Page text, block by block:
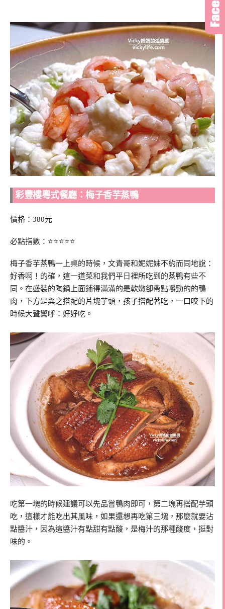
彩豐樓粵式餐廳：梅子香芋蒸鴨
價格：380元
必點指數：⭐⭐⭐⭐⭐
梅子香芋蒸鴨一上桌的時候，文青哥和妮妮妹不約而同地說：
好香啊！的確，這一道菜和我們平日裡所吃到的蒸鴨有些不
同。在盛裝的陶鍋上面鋪得滿滿的是軟嫩卻帶點嚼勁的的鴨
肉，下方是與之搭配的片塊芋頭，孩子搭配著吃，一口咬下的
時候大聲驚呼：好好吃。
吃第一塊的時候建議可以先品嘗鴨肉即可，第二塊再搭配芋頭
吃，這樣才能吃出其風味，如果還想再吃第三塊，那麼就要沾
點醬汁，因為這醬汁有點甜有點酸，是梅汁的那種酸度，挺對
味的。